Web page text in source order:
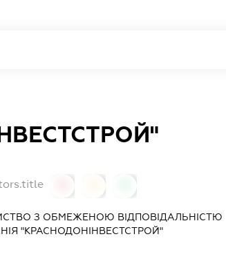
З ОБМЕЖЕНОЮ ВІДПОВІДАЛЬНІСТЮ
"КРАСНОДОНІНВЕСТСТРОЙ"